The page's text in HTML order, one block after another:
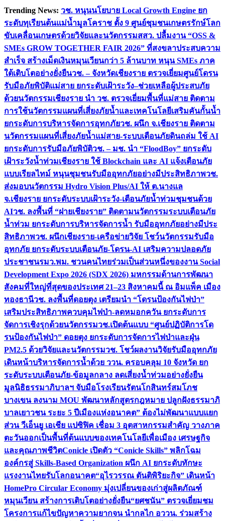
Skip
content
Trending News: วช. หนุนนโยบาย Local Growth Engine ยก
ระดับทุเรียนต้นแม่น้ำมูลโคราช ตั้ง 9 ศูนย์ชุมชนเกษตรรักษ์โลก
ขับเคลื่อนเกษตรด้วยวิจัยและนวัตกรรมสสว. ปลื้มงาน “OSS &
SMEs GROW TOGETHER FAIR 2026” ที่สงขลาประสบความ
สำเร็จ สร้างเม็ดเงินหมุนเวียนกว่า 5 ล้านบาท หนุน SMEs ภาค
ใต้เติบโตอย่างยั่งยืนวช. – จังหวัดเชียงราย ตรวจเยี่ยมศูนย์โดรน
รับมือภัยพิบัติแม่สาย ยกระดับเฝ้าระวัง–ช่วยเหลือผู้ประสบภัย
ด้วยนวัตกรรมเชียงราย นำ วช. ตรวจเยี่ยมพื้นที่แม่สาย ติดตาม
การใช้นวัตกรรมแผนที่เสี่ยงภัยน้ำและเทคโนโลยีเสริมคันกั้นน้ำ
ยกระดับการบริหารจัดการอุทกภัยวช. ผนึก จ.เชียงราย ติดตาม
นวัตกรรมแผนที่เสี่ยงภัยน้ำแม่สาย-ระบบเตือนภัยดินถล่ม ใช้ AI
ยกระดับการรับมือภัยพิบัติวช. – มช. นำ “FloodBoy” ยกระดับ
เฝ้าระวังน้ำท่วมเชียงราย ใช้ Blockchain และ AI แจ้งเตือนภัย
แบบเรียลไทม์ หนุนชุมชนรับมืออุทกภัยอย่างมีประสิทธิภาพวช.
ส่งมอบนวัตกรรม Hydro Vision Plus/AI ให้ ต.นางแล
จ.เชียงราย ยกระดับระบบเฝ้าระวัง-เตือนภัยน้ำท่วมชุมชนด้วย
AIวช. ลงพื้นที่ “ฝายเชียงราย” ติดตามนวัตกรรมระบบเตือนภัย
น้ำท่วม ยกระดับการบริหารจัดการน้ำ รับมืออุทกภัยอย่างมีประ
สิทธิภาพวช. ผนึกเชียงราย-เครือข่ายวิจัย โชว์นวัตกรรมรับมือ
อุทกภัย ยกระดับระบบเตือนภัย-โดรน-AI เสริมความปลอดภัย
ประชาชนรมว.พม. ชวนคนไทยร่วมเป็นส่วนหนึ่งของงาน Social
Development Expo 2026 (SDX 2026) มหกรรมด้านการพัฒนา
สังคมที่ใหญ่ที่สุดของประเทศ 21–23 สิงหาคมนี้ ณ อิมแพ็ค เมือง
ทองธานีวช. ลงพื้นที่ดอยตุง เตรียมนำ “โดรนป้องกันไฟป่า”
เสริมประสิทธิภาพควบคุมไฟป่า-ลดหมอกควัน ยกระดับการ
จัดการเชิงรุกด้วยนวัตกรรมวช.เปิดต้นแบบ “ศูนย์ปฏิบัติการโด
รนป้องกันไฟป่า” ดอยตุง ยกระดับการจัดการไฟป่าและฝุ่น
PM2.5 ด้วยวิจัยและนวัตกรรมวช. โชว์ผลงานวิจัยรับมืออุทกภัย
เดินหน้าบริหารจัดการน้ำด้วย ววน. ครอบคลุม 10 จังหวัด ยก
ระดับระบบเตือนภัย-ข้อมูลกลาง ลดเสี่ยงน้ำท่วมอย่างยั่งยืน
มูลนิธิธรรมาภิบาลฯ จับมือโรงเรียนรัตนโกสินทร์สมโภช
บางเขน ลงนาม MOU พัฒนาหลักสูตรกฎหมาย ปลูกฝังธรรมาภิ
บาลเยาวชน ระยะ 5 ปีเมืองแห่งอนาคต” ต้องไม่พัฒนาแบบแยก
ส่วน วีเอ็นยู เอเชีย แปซิฟิค เชื่อม 3 อุตสาหกรรมสำคัญ วางภาค
ตะวันออกเป็นพื้นที่ต้นแบบของเทคโนโลยีเพื่อเมือง เศรษฐกิจ
และคุณภาพชีวิตConicle เปิดตัว “Conicle Skills” พลิกโฉม
องค์กรสู่ Skills-Based Organization ผนึก AI ยกระดับทักษะ
แรงงานไทยรับโลกอนาคต“อุไรวรรณ ตันติพิริยะกิจ” เดินหน้า
HomePro Circular Economy มุ่งเปลี่ยนของเก่าสู่ผลิตภัณฑ์
หมุนเวียน สร้างการเติบโตอย่างยั่งยืน“ยศชนัน” ตรวจเยี่ยมชม
โครงการแก้ไขปัญหาความยากจน นำกลไก อววน. ร่วมสร้าง